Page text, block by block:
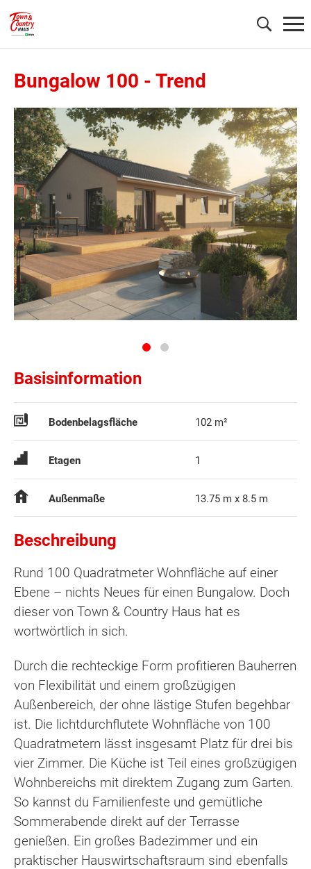
Bungalow 100 - Trend
Basisinformation
Bodenbelagsfläche 102 m²
Etagen 1
Außenmaße 13.75 m x 8.5 m
Beschreibung
Rund 100 Quadratmeter Wohnfläche auf einer
Ebene – nichts Neues für einen Bungalow. Doch
dieser von Town & Country Haus hat es
wortwörtlich in sich.
Durch die rechteckige Form profitieren Bauherren
von Flexibilität und einem großzügigen
Außenbereich, der ohne lästige Stufen begehbar
ist. Die lichtdurchflutete Wohnfläche von 100
Quadratmetern lässt insgesamt Platz für drei bis
vier Zimmer. Die Küche ist Teil eines großzügigen
Wohnbereichs mit direktem Zugang zum Garten.
So kannst du Familienfeste und gemütliche
Sommerabende direkt auf der Terrasse
genießen. Ein großes Badezimmer und ein
praktischer Hauswirtschaftsraum sind ebenfalls
Wonach möchten Sie suchen?